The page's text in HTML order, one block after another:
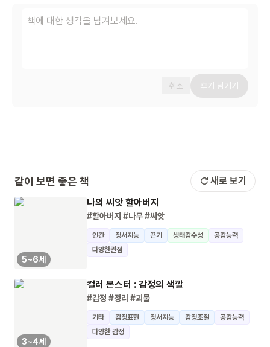
취소 후기 남기기
같이 보면 좋은 책 새로 보기
5~6세
나의 씨앗 할아버지
#할아버지 #나무#씨앗
인간 정서지능 끈기 생태감수성
공감능력
다양한관점
3~4세
컬러 몬스터 : 감정의 색깔
#감정 #정리 #괴물
기타 감정표현 정서지능 감정조절
공감능력
다양한 감정